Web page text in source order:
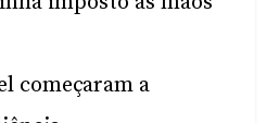
começaram a